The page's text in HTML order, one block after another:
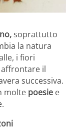
soprattutto
la natura
i fiori
il
successiva.
molte poesie e